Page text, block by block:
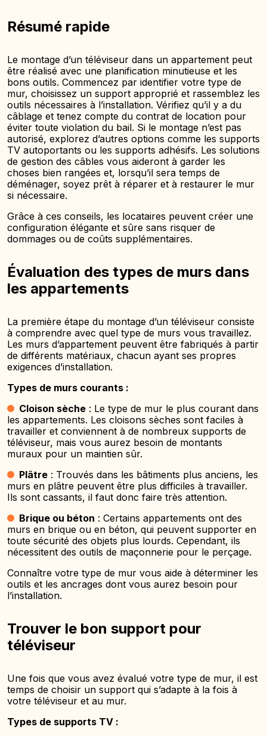
Résumé rapide
Le montage d’un téléviseur dans un appartement peut
être réalisé avec une planification minutieuse et les
bons outils. Commencez par identifier votre type de
mur, choisissez un support approprié et rassemblez les
outils nécessaires à l’installation. Vérifiez qu’il y a du
câblage et tenez compte du contrat de location pour
éviter toute violation du bail. Si le montage n’est pas
autorisé, explorez d’autres options comme les supports
TV autoportants ou les supports adhésifs. Les solutions
de gestion des câbles vous aideront à garder les
choses bien rangées et, lorsqu’il sera temps de
déménager, soyez prêt à réparer et à restaurer le mur
si nécessaire.
Grâce à ces conseils, les locataires peuvent créer une
configuration élégante et sûre sans risquer de
dommages ou de coûts supplémentaires.
Évaluation des types de murs dans
les appartements
La première étape du montage d’un téléviseur consiste
à comprendre avec quel type de murs vous travaillez.
Les murs d’appartement peuvent être fabriqués à partir
de différents matériaux, chacun ayant ses propres
exigences d’installation.
Types de murs courants :
Cloison sèche : Le type de mur le plus courant dans
les appartements. Les cloisons sèches sont faciles à
travailler et conviennent à de nombreux supports de
téléviseur, mais vous aurez besoin de montants
muraux pour un maintien sûr.
Plâtre : Trouvés dans les bâtiments plus anciens, les
murs en plâtre peuvent être plus difficiles à travailler.
Ils sont cassants, il faut donc faire très attention.
Brique ou béton : Certains appartements ont des
murs en brique ou en béton, qui peuvent supporter en
toute sécurité des objets plus lourds. Cependant, ils
nécessitent des outils de maçonnerie pour le perçage.
Connaître votre type de mur vous aide à déterminer les
outils et les ancrages dont vous aurez besoin pour
l’installation.
Trouver le bon support pour
téléviseur
Une fois que vous avez évalué votre type de mur, il est
temps de choisir un support qui s’adapte à la fois à
votre téléviseur et au mur.
Types de supports TV :